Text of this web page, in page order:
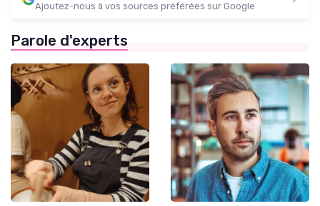
Ajoutez-nous à vos sources préférées sur Google
Parole d'experts